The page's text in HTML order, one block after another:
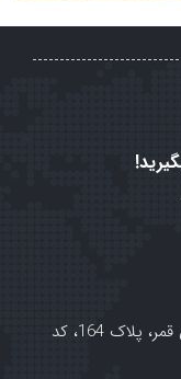
lkleelmazoon ،استان مسقط، بوشر، آل قمر، پلاک 164، کد